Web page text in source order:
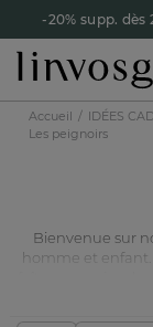
-20% supp. dès
Accueil IDÉES
Les peignoirs
Bienvenue sur
homme et enfant.
ou encore du